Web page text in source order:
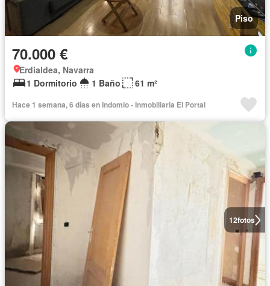
Piso
70.000 €
Erdialdea, Navarra
1 Dormitorio
1 Baño 61 m²
Hace 1 semana, 6 días en Indomio - Inmobiliaria El Portal
12fotos